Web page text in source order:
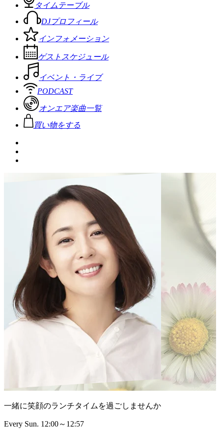
タイムテーブル
DJプロフィール
インフォメーション
ゲストスケジュール
イベント・ライブ
PODCAST
オンエア楽曲一覧
買い物をする
一緒に笑顔のランチタイムを過ごしませんか
Every Sun. 12:00～12:57